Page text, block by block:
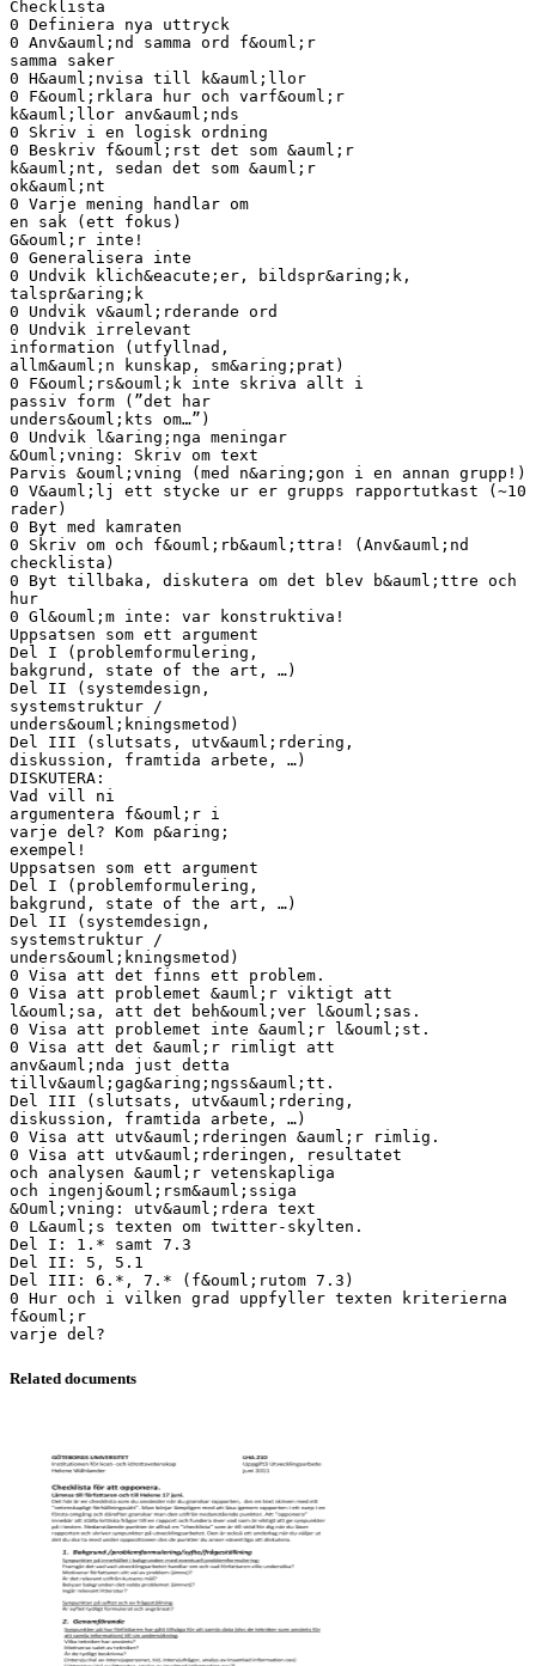
Checklista
0 Definiera nya uttryck
0 Anv&auml;nd samma ord f&ouml;r
samma saker
0 H&auml;nvisa till k&auml;llor
0 F&ouml;rklara hur och varf&ouml;r
k&auml;llor anv&auml;nds
0 Skriv i en logisk ordning
0 Beskriv f&ouml;rst det som &auml;r
k&auml;nt, sedan det som &auml;r
ok&auml;nt
0 Varje mening handlar om
en sak (ett fokus)
G&ouml;r inte!
0 Generalisera inte
0 Undvik klich&eacute;er, bildspr&aring;k,
talspr&aring;k
0 Undvik v&auml;rderande ord
0 Undvik irrelevant
information (utfyllnad,
allm&auml;n kunskap, sm&aring;prat)
0 F&ouml;rs&ouml;k inte skriva allt i
passiv form (”det har
unders&ouml;kts om…”)
0 Undvik l&aring;nga meningar
&Ouml;vning: Skriv om text
Parvis &ouml;vning (med n&aring;gon i en annan grupp!)
0 V&auml;lj ett stycke ur er grupps rapportutkast (~10
rader)
0 Byt med kamraten
0 Skriv om och f&ouml;rb&auml;ttra! (Anv&auml;nd
checklista)
0 Byt tillbaka, diskutera om det blev b&auml;ttre och
hur
0 Gl&ouml;m inte: var konstruktiva!
Uppsatsen som ett argument
Del I (problemformulering,
bakgrund, state of the art, …)
Del II (systemdesign,
systemstruktur /
unders&ouml;kningsmetod)
Del III (slutsats, utv&auml;rdering,
diskussion, framtida arbete, …)
DISKUTERA:
Vad vill ni
argumentera f&ouml;r i
varje del? Kom p&aring;
exempel!
Uppsatsen som ett argument
Del I (problemformulering,
bakgrund, state of the art, …)
Del II (systemdesign,
systemstruktur /
unders&ouml;kningsmetod)
0 Visa att det finns ett problem.
0 Visa att problemet &auml;r viktigt att
l&ouml;sa, att det beh&ouml;ver l&ouml;sas.
0 Visa att problemet inte &auml;r l&ouml;st.
0 Visa att det &auml;r rimligt att
anv&auml;nda just detta
tillv&auml;gag&aring;ngss&auml;tt.
Del III (slutsats, utv&auml;rdering,
diskussion, framtida arbete, …)
0 Visa att utv&auml;rderingen &auml;r rimlig.
0 Visa att utv&auml;rderingen, resultatet
och analysen &auml;r vetenskapliga
och ingenj&ouml;rsm&auml;ssiga
&Ouml;vning: utv&auml;rdera text
0 L&auml;s texten om twitter-skylten.
Del I: 1.* samt 7.3
Del II: 5, 5.1
Del III: 6.*, 7.* (f&ouml;rutom 7.3)
0 Hur och i vilken grad uppfyller texten kriterierna
f&ouml;r
Related documents